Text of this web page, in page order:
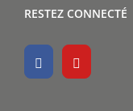
RESTEZ CONNECTÉ